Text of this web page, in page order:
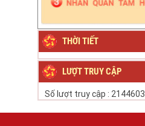
THỜI TIẾT
LƯỢT TRUY CẬP
Số lượt truy cập : 2144603